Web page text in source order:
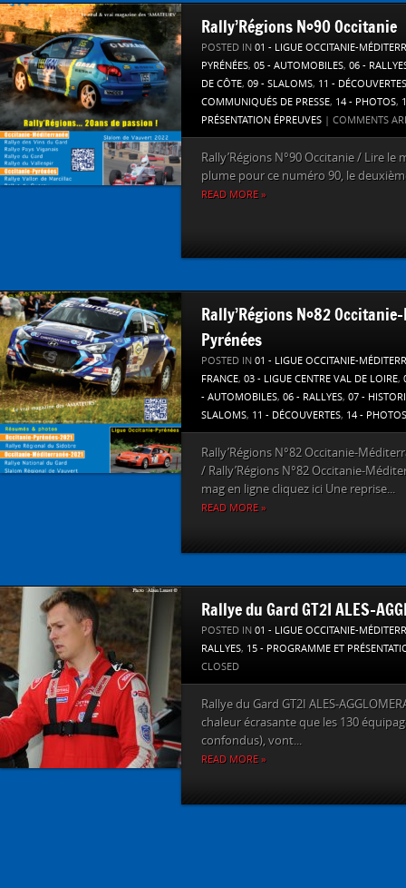
Rally’Régions N°90 Occitanie
POSTED IN 01 - LIGUE OCCITANIE-
PYRÉNÉES, 05 - AUTOMOBILES, 06 -
DE CÔTE, 09 - SLALOMS, 11 - DÉCOUVERTES
COMMUNIQUÉS DE PRESSE, 14 - PHOTOS,
PRÉSENTATION ÉPREUVES | COMMENTS
Rally’Régions N°90 Occitanie / Lire le
plume pour ce numéro 90, le
READ MORE »
Rally’Régions N°82
Pyrénées
POSTED IN 01 - LIGUE OCCITANIE-
FRANCE, 03 - LIGUE CENTRE VAL DE LOIRE,
- AUTOMOBILES, 06 - RALLYES, 07 -
SLALOMS, 11 - DÉCOUVERTES, 14 - PHOTOS
Rally’Régions N°82 Occitanie-
/ Rally’Régions N°82 Occitanie-
mag en ligne cliquez ici Une reprise...
READ MORE »
Rallye du Gard GT2I ALES-
POSTED IN 01 - LIGUE OCCITANIE-
RALLYES, 15 - PROGRAMME ET
CLOSED
Rallye du Gard GT2I ALES-
chaleur écrasante que les 130
confondus), vont...
READ MORE »